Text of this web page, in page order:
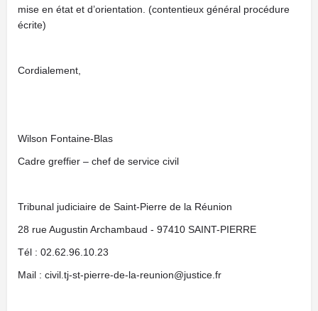
mise en état et d’orientation. (contentieux général procédure
écrite)
Cordialement,
Wilson Fontaine-Blas
Cadre greffier – chef de service civil
Tribunal judiciaire de Saint-Pierre de la Réunion
28 rue Augustin Archambaud - 97410 SAINT-PIERRE
Tél : 02.62.96.10.23
Mail : civil.tj-st-pierre-de-la-reunion@justice.fr